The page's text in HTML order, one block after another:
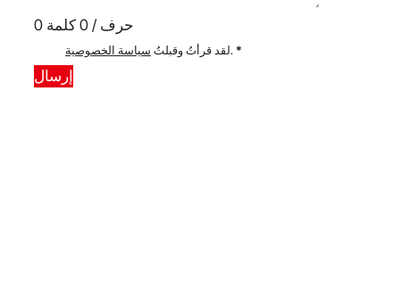
0 حرف / 0 كلمة
لقد قرأتُ وقبلتُ سياسة الخصوصية . *
إرسال